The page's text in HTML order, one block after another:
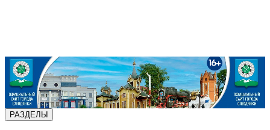
РАЗДЕЛЫ